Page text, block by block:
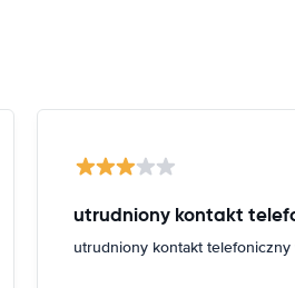
utrudniony kontakt
utrudniony kontakt telefoniczny